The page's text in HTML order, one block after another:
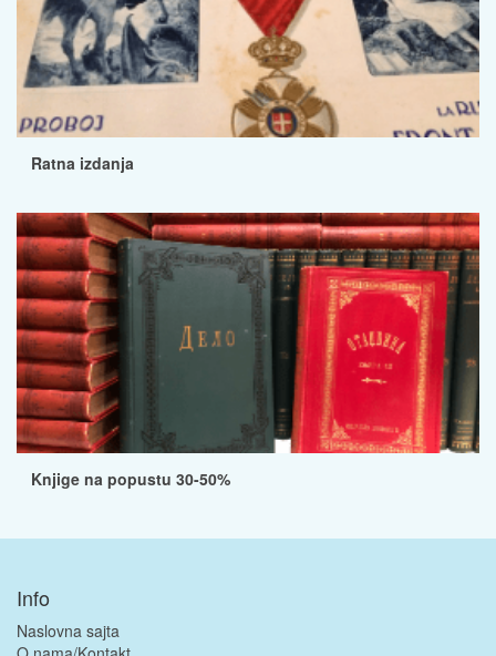
Ratna izdanja
Knjige na popustu 30-50%
Info
Naslovna sajta